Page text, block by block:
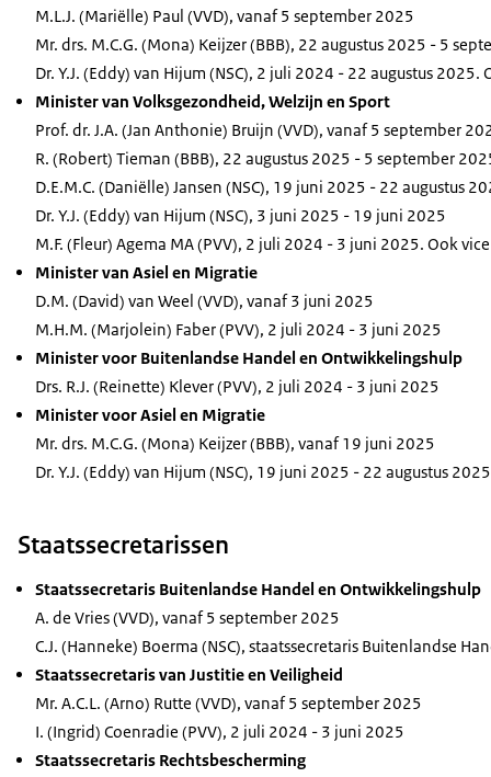
M.L.J. (Mariëlle) Paul (VVD), vanaf 5 september 2025
Mr. drs. M.C.G. (Mona) Keijzer (BBB), 22 augustus 2025 - 5
Dr. Y.J. (Eddy) van Hijum (NSC), 2 juli 2024 - 22 augustus
Minister van Volksgezondheid, Welzijn en Sport
Prof. dr. J.A. (Jan Anthonie) Bruijn (VVD), vanaf 5 september
R. (Robert) Tieman (BBB), 22 augustus 2025 - 5 september
D.E.M.C. (Daniëlle) Jansen (NSC), 19 juni 2025 - 22 augustus
Dr. Y.J. (Eddy) van Hijum (NSC), 3 juni 2025 - 19 juni 2025
M.F. (Fleur) Agema MA (PVV), 2 juli 2024 - 3 juni 2025. Ook
Minister van Asiel en Migratie
D.M. (David) van Weel (VVD), vanaf 3 juni 2025
M.H.M. (Marjolein) Faber (PVV), 2 juli 2024 - 3 juni 2025
Minister voor Buitenlandse Handel en Ontwikkelingshulp
Drs. R.J. (Reinette) Klever (PVV), 2 juli 2024 - 3 juni 2025
Minister voor Asiel en Migratie
Mr. drs. M.C.G. (Mona) Keijzer (BBB), vanaf 19 juni 2025
Dr. Y.J. (Eddy) van Hijum (NSC), 19 juni 2025 - 22 augustus 2025
Staatssecretarissen
Staatssecretaris Buitenlandse Handel en Ontwikkelingshulp
A. de Vries (VVD), vanaf 5 september 2025
C.J. (Hanneke) Boerma (NSC), staatssecretaris Buitenlandse
Staatssecretaris van Justitie en Veiligheid
Mr. A.C.L. (Arno) Rutte (VVD), vanaf 5 september 2025
I. (Ingrid) Coenradie (PVV), 2 juli 2024 - 3 juni 2025
Staatssecretaris Rechtsbescherming